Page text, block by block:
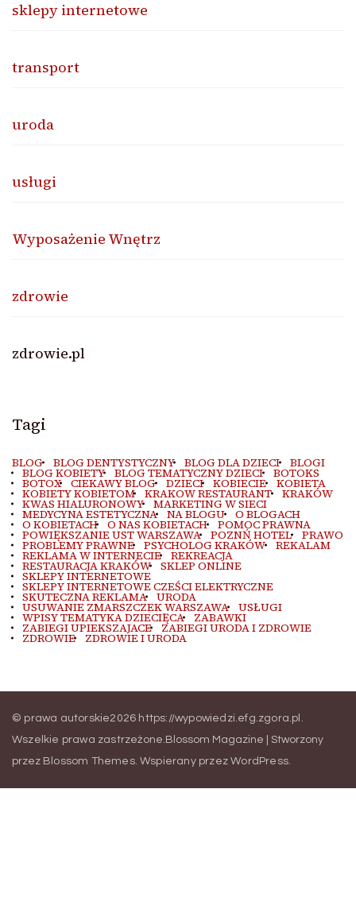
sklepy internetowe
transport
uroda
usługi
Wyposażenie Wnętrz
zdrowie
zdrowie.pl
Tagi
BLOG BLOG DENTYSTYCZNY BLOG DLA DZIECI BLOGI
BLOG KOBIETY BLOG TEMATYCZNY DZIECI BOTOKS
BOTOX CIEKAWY BLOG DZIECI KOBIECIE KOBIETA
KOBIETY KOBIETOM KRAKOW RESTAURANT KRAKÓW
KWAS HIALURONOWY MARKETING W SIECI
MEDYCYNA ESTETYCZNA NA BLOGU O BLOGACH
O KOBIETACH O NAS KOBIETACH POMOC PRAWNA
POWIĘKSZANIE UST WARSZAWA POZNŃ HOTEL PRAWO
PROBLEMY PRAWNE PSYCHOLOG KRAKÓW REKALAM
REKLAMA W INTERNECIE REKREACJA
RESTAURACJA KRAKÓW SKLEP ONLINE
SKLEPY INTERNETOWE
SKLEPY INTERNETOWE CZEŚCI ELEKTRYCZNE
SKUTECZNA REKLAMA URODA
USUWANIE ZMARSZCZEK WARSZAWA USŁUGI
WPISY TEMATYKA DZIECIĘCA ZABAWKI
ZABIEGI UPIEKSZAJACE ZABIEGI URODA I ZDROWIE
ZDROWIE ZDROWIE I URODA
© prawa autorskie2026 https://wypowiedzi.efg.zgora.pl
Wszelkie prawa zastrzeżone. Blossom Magazine | Stworzony
przez Blossom Themes. Wspierany przezWordPress